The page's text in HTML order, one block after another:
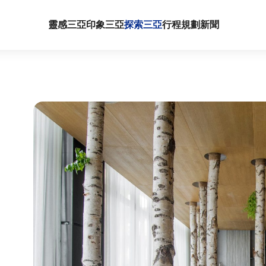
靈感三亞印象三亞探索三亞行程規劃新聞